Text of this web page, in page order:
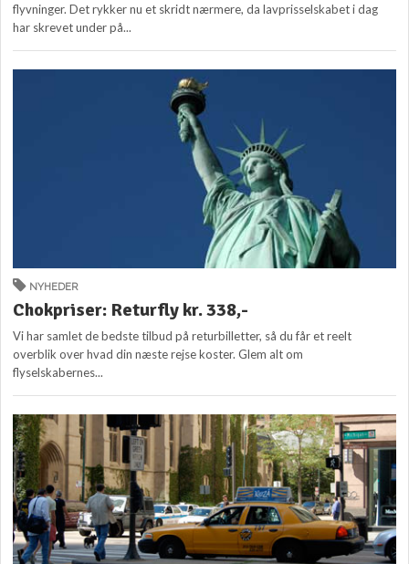
flyvninger. Det rykker nu et skridt nærmere, da lavprisselskabet i dag
har skrevet under på...
NYHEDER
Chokpriser: Returfly kr. 338,-
Vi har samlet de bedste tilbud på returbilletter, så du får et reelt
overblik over hvad din næste rejse koster. Glem alt om
flyselskabernes...